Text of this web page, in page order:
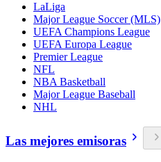
LaLiga
Major League Soccer (MLS)
UEFA Champions League
UEFA Europa League
Premier League
NFL
NBA Basketball
Major League Baseball
NHL
Las mejores emisoras